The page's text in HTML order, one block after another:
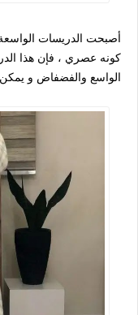
أصبحت الدريسات
كونه عصري ، فإن هذا
الواسع والفضفاض و يمكن